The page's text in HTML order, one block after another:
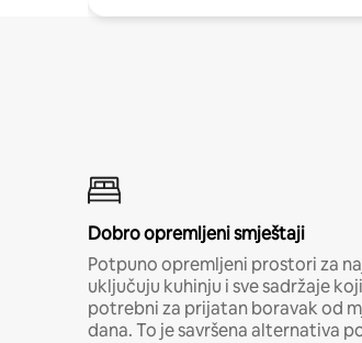
Dobro opremljeni smještaji
Potpuno opremljeni prostori za
uključuju kuhinju i sve sadržaje
potrebni za prijatan boravak od
dana. To je savršena alternativa